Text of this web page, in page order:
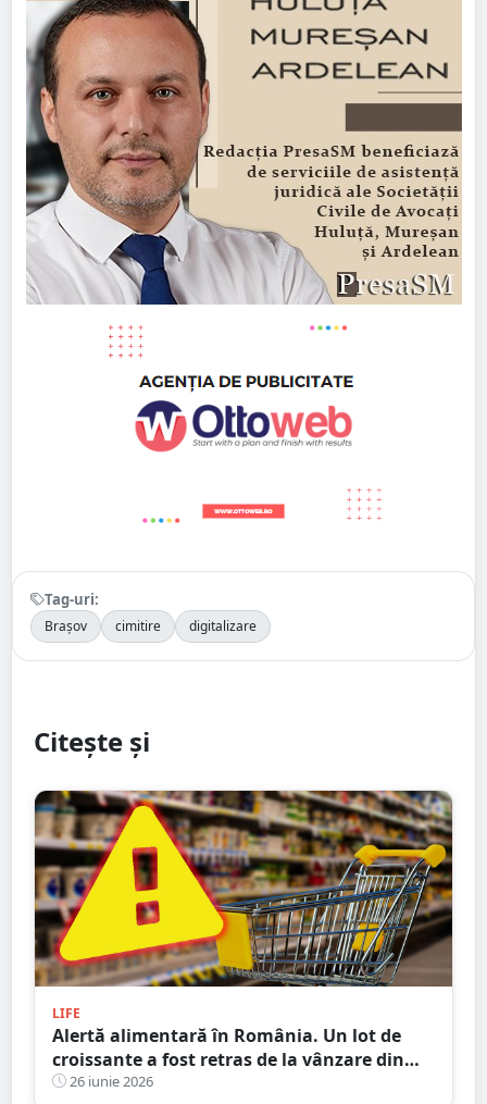
Tag-uri:
Brașov cimitire digitalizare
Citește și
LIFE
Alertă alimentară în România. Un lot de
croissante a fost retras de la vânzare din
Lidl și Kaufland
26 iunie 2026